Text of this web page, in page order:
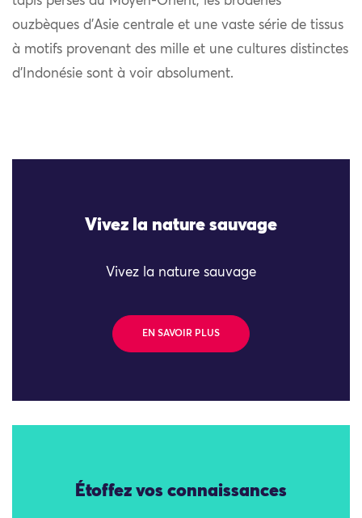
ouzbèques d’Asie centrale et une vaste série de tissus
à motifs provenant des mille et une cultures distinctes
d’Indonésie sont à voir absolument.
Vivez la nature sauvage
Vivez la nature sauvage
EN SAVOIR PLUS
Étoffez vos connaissances